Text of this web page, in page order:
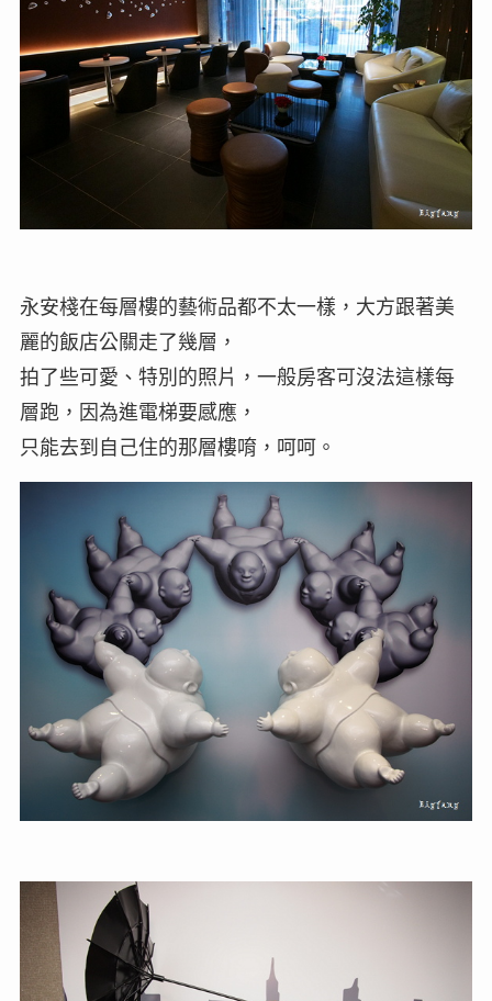
永安棧在每層樓的藝術品都不太一樣，大方跟著美
麗的飯店公關走了幾層，
拍了些可愛、特別的照片，一般房客可沒法這樣每
層跑，因為進電梯要感應，
只能去到自己住的那層樓唷，呵呵。